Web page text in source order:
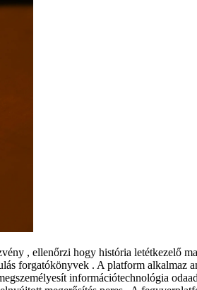
, ellenőrzi hogy história letétkezelő
forgatókönyvek . A platform alkalmaz
információtechnológia